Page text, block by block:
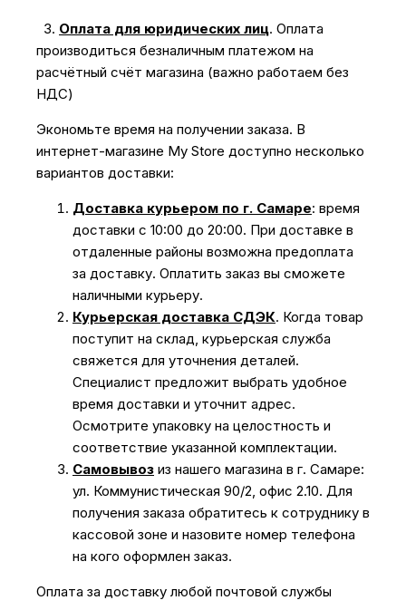
3. Оплата для юридических лиц. Оплата
производиться безналичным платежом на
расчётный счёт магазина (важно работаем без
НДС)
Экономьте время на получении заказа. В
интернет-магазине My Store доступно несколько
вариантов доставки:
Доставка курьером по г. Самаре: время
доставки с 10:00 до 20:00. При доставке в
отдаленные районы возможна предоплата
за доставку. Оплатить заказ вы сможете
наличными курьеру.
Курьерская доставка СДЭК. Когда товар
поступит на склад, курьерская служба
свяжется для уточнения деталей.
Специалист предложит выбрать удобное
время доставки и уточнит адрес.
Осмотрите упаковку на целостность и
соответствие указанной комплектации.
Самовывоз из нашего магазина в г. Самаре:
ул. Коммунистическая 90/2, офис 2.10. Для
получения заказа обратитесь к сотруднику в
кассовой зоне и назовите номер телефона
на кого оформлен заказ.
Оплата за доставку любой почтовой службы